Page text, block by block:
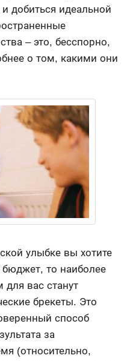
добиться идеальной
– это, бесспорно,
о том, какими они
улыбке вы хотите
то наиболее
вас станут
брекеты. Это
способ
за
(относительно,